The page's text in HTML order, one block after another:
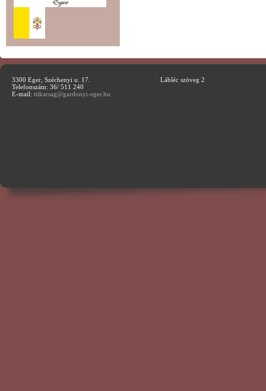
3300 Eger, Széchenyi u. 17.
Telefonszám: 36/ 511 240
E-mail: titkarsag@gardonyi-eger.hu
Lábléc szöveg 2